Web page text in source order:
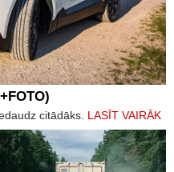
citādāks. LASĪT VAIRĀK